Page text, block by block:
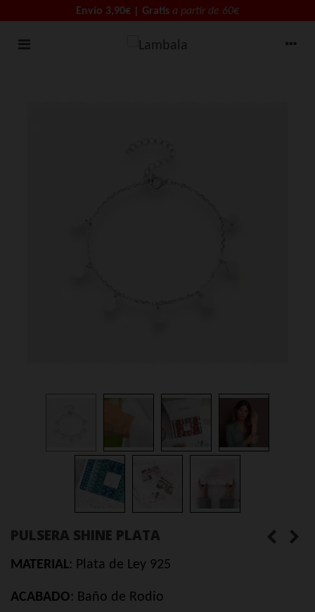
Envío 3,90€ | Gratis a partir de 60€
PULSERA SHINE PLATA
MATERIAL: Plata de Ley 925
ACABADO: Baño de Rodio